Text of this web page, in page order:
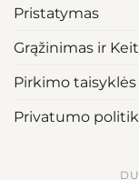
Pristatymas
Grąžinimas ir
Pirkimo taisyklės
Privatumo